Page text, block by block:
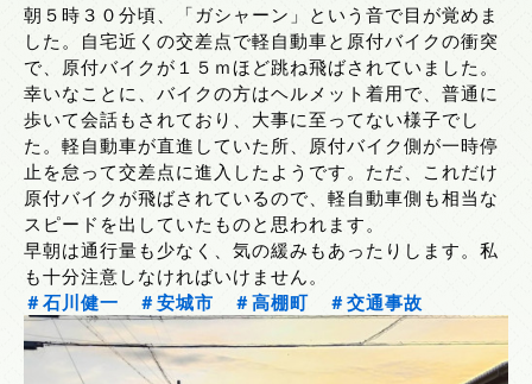
朝５時３０分頃、「ガシャーン」という音で目が覚めま
した。自宅近くの交差点で軽自動車と原付バイクの衝突
で、原付バイクが１５ｍほど跳ね飛ばされていました。
幸いなことに、バイクの方はヘルメット着用で、普通に
歩いて会話もされており、大事に至ってない様子でし
た。軽自動車が直進していた所、原付バイク側が一時停
止を怠って交差点に進入したようです。ただ、これだけ
原付バイクが飛ばされているので、軽自動車側も相当な
スピードを出していたものと思われます。
早朝は通行量も少なく、気の緩みもあったりします。私
も十分注意しなければいけません。
＃石川健一
＃安城市 ＃高棚町 ＃交通事故